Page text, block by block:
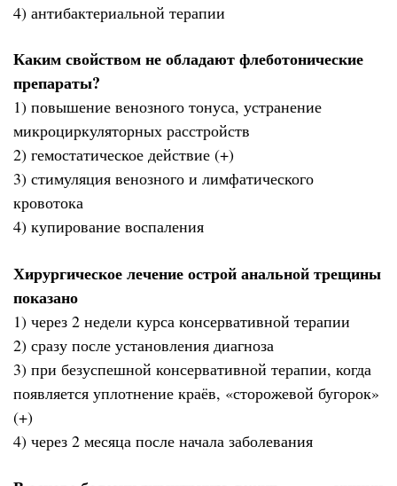
4) антибактериальной терапии
Каким свойством не обладают флеботонические
препараты?
1) повышение венозного тонуса, устранение
микроциркуляторных расстройств
2) гемостатическое действие (+)
3) стимуляция венозного и лимфатического
кровотока
4) купирование воспаления
Хирургическое лечение острой анальной трещины
показано
1) через 2 недели курса консервативной терапии
2) сразу после установления диагноза
3) при безуспешной консервативной терапии, когда
появляется уплотнение краёв, «сторожевой бугорок»
(+)
4) через 2 месяца после начала заболевания